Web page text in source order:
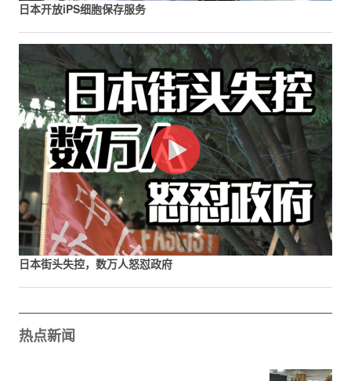
日本开放iPS细胞保存服务
日本街头失控，数万人怒怼政府
热点新闻